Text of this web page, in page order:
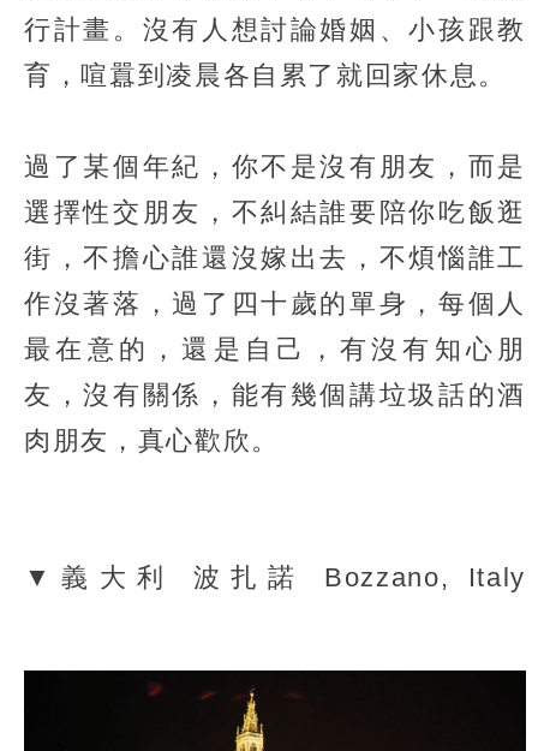
行計畫。沒有人想討論婚姻、小孩跟教
育，喧囂到凌晨各自累了就回家休息。
過了某個年紀，你不是沒有朋友，而是
選擇性交朋友，不糾結誰要陪你吃飯逛
街，不擔心誰還沒嫁出去，不煩惱誰工
作沒著落，過了四十歲的單身，每個人
最在意的，還是自己，有沒有知心朋
友，沒有關係，能有幾個講垃圾話的酒
肉朋友，真心歡欣。
▼義大利 波扎諾 Bozzano, Italy